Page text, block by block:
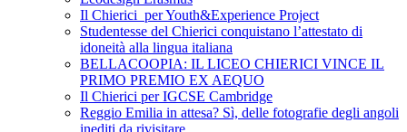
Il Chierici per Youth&Experience Project
Studentesse del Chierici conquistano l’attestato di
idoneità alla lingua italiana
BELLACOOPIA: IL LICEO CHIERICI VINCE IL
PRIMO PREMIO EX AEQUO
Il Chierici per IGCSE Cambridge
Reggio Emilia in attesa? Sì, delle fotografie degli angoli